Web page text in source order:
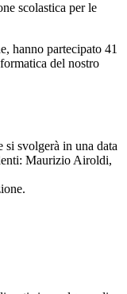
scolastica per le
hanno partecipato 41
del nostro
si svolgerà in una data
Maurizio Airoldi,